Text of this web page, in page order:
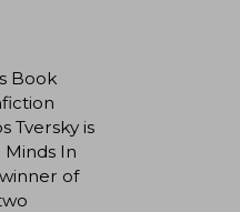
Book
Tversky is
In
of